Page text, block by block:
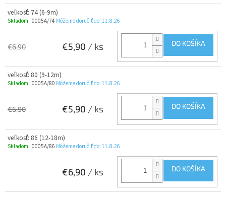
veľkosť: 74 (6-9m)
Skladom | 0005A/74 Môžeme doručiť do: 11.8.26
€6,90 €5,90 / ks DO KOŠÍKA
veľkosť: 80 (9-12m)
Skladom | 0005A/80 Môžeme doručiť do: 11.8.26
€6,90 €5,90 / ks DO KOŠÍKA
veľkosť: 86 (12-18m)
Skladom | 0005A/86 Môžeme doručiť do: 11.8.26
€6,90 / ks DO KOŠÍKA